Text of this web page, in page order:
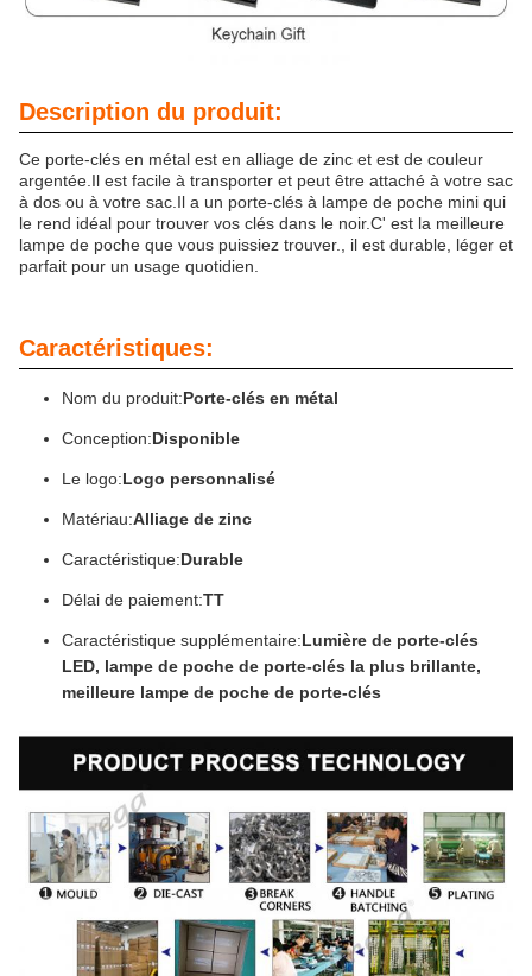
Description du produit:
Ce porte-clés en métal est en alliage de zinc et est de couleur
argentée.Il est facile à transporter et peut être attaché à votre sac
à dos ou à votre sac.Il a un porte-clés à lampe de poche mini qui
le rend idéal pour trouver vos clés dans le noir.C' est la meilleure
lampe de poche que vous puissiez trouver., il est durable, léger et
parfait pour un usage quotidien.
Caractéristiques:
Nom du produit:Porte-clés en métal
Conception:Disponible
Le logo:Logo personnalisé
Matériau:Alliage de zinc
Caractéristique:Durable
Délai de paiement:TT
Caractéristique supplémentaire:Lumière de porte-clés
LED, lampe de poche de porte-clés la plus brillante,
meilleure lampe de poche de porte-clés